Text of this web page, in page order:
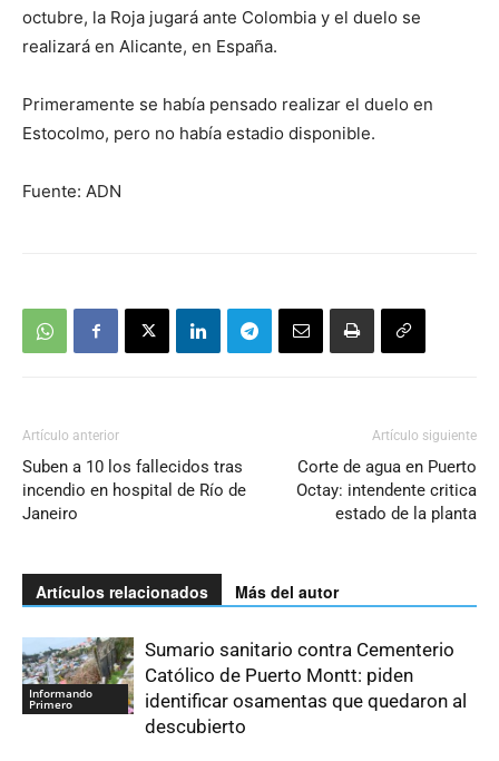
octubre, la Roja jugará ante Colombia y el duelo se
realizará en Alicante, en España.
Primeramente se había pensado realizar el duelo en
Estocolmo, pero no había estadio disponible.
Fuente: ADN
Artículo anterior
Suben a 10 los fallecidos tras
incendio en hospital de Río de
Janeiro
Artículo siguiente
Corte de agua en Puerto
Octay: intendente critica
estado de la planta
Artículos relacionados Más del autor
Informando
Primero
Sumario sanitario contra Cementerio
Católico de Puerto Montt: piden
identificar osamentas que quedaron al
descubierto